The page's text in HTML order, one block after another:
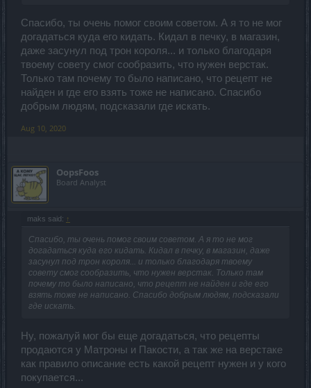
Спасибо, ты очень помог своим советом. А я то не мог
догадаться куда его кидать. Кидал в печку, в магазин,
даже засунул под трон короля... и только благодаря
твоему совету смог сообразить, что нужен верстак.
Только там почему то было написано, что рецепт не
найден и где его взять тоже не написано. Спасибо
добрым людям, подсказали где искать.
Aug 10, 2020
OopsFoos
Board Analyst
maks said: ↑
Спасибо, ты очень помог своим советом. А я то не мог
догадаться куда его кидать. Кидал в печку, в магазин, даже
засунул под трон короля... и только благодаря твоему
совету смог сообразить, что нужен верстак. Только там
почему то было написано, что рецепт не найден и где его
взять тоже не написано. Спасибо добрым людям, подсказали
где искать.
Ну, пожалуй мог бы еще догадаться, что рецепты
продаются у Матроны и Пакости, а так же на верстаке
как правило описание есть какой рецепт нужен и у кого
покупается...